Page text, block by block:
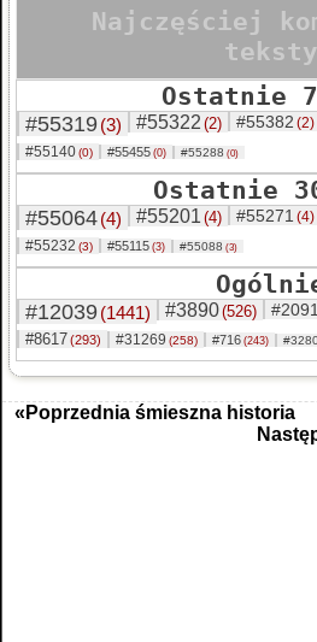
Najczęściej
teksty
Ostatnie
#55319(3) #55322 (2) #55382 (2)
#55140(0) #55455 (0) #55288 (0)
Ostatnie
#55064(4) #55201 (4) #55271 (4)
#55232 (3) #55115 (3) #55088 (3)
#12039(1441) #3890(526)
#8617(293) #31269 (258) #716 (243)
«Poprzednia śmieszna historia